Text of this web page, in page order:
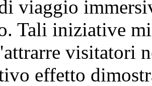
viaggio
Tali iniziative
visitatori
effetto